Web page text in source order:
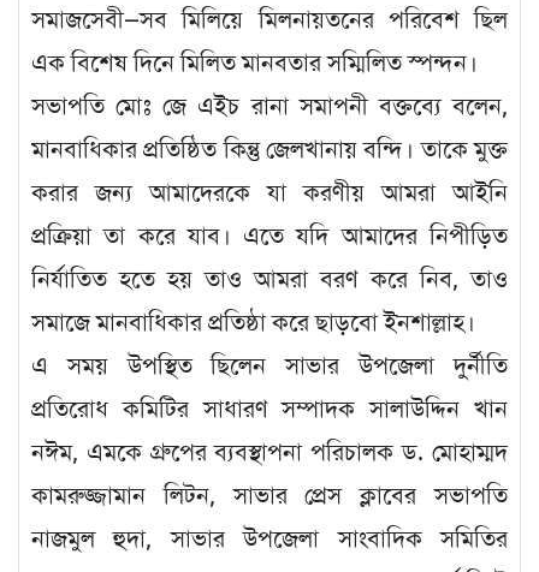
সমাজসেবী—সব মিলিয়ে মিলনায়তনের পরিবেশ ছিল
এক বিশেষ দিনে মিলিত মানবতার সম্মিলিত স্পন্দন।
সভাপতি মোঃ জে এইচ রানা সমাপনী বক্তব্যে বলেন,
মানবাধিকার প্রতিষ্ঠিত কিন্তু জেলখানায় বন্দি। তাকে মুক্ত
করার জন্য আমাদেরকে যা করণীয় আমরা আইনি
প্রক্রিয়া তা করে যাব। এতে যদি আমাদের নিপীড়িত
নির্যাতিত হতে হয় তাও আমরা বরণ করে নিব, তাও
সমাজে মানবাধিকার প্রতিষ্ঠা করে ছাড়বো ইনশাল্লাহ।
এ সময় উপস্থিত ছিলেন সাভার উপজেলা দুর্নীতি
প্রতিরোধ কমিটির সাধারণ সম্পাদক সালাউদ্দিন খান
নঈম, এমকে গ্রুপের ব্যবস্থাপনা পরিচালক ড. মোহাম্মদ
কামরুজ্জামান লিটন, সাভার প্রেস ক্লাবের সভাপতি
নাজমুল হুদা, সাভার উপজেলা সাংবাদিক সমিতির